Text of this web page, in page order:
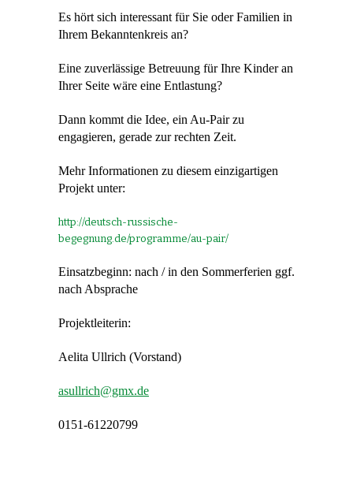
Es hört sich interessant für Sie oder Familien in
Ihrem Bekanntenkreis an?
Eine zuverlässige Betreuung für Ihre Kinder an
Ihrer Seite wäre eine Entlastung?
Dann kommt die Idee, ein Au-Pair zu
engagieren, gerade zur rechten Zeit.
Mehr Informationen zu diesem einzigartigen
Projekt unter:
http://deutsch-russische-
begegnung.de/programme/au-pair/
Einsatzbeginn: nach / in den Sommerferien ggf.
nach Absprache
Projektleiterin:
Aelita Ullrich (Vorstand)
asullrich@gmx.de
0151-61220799